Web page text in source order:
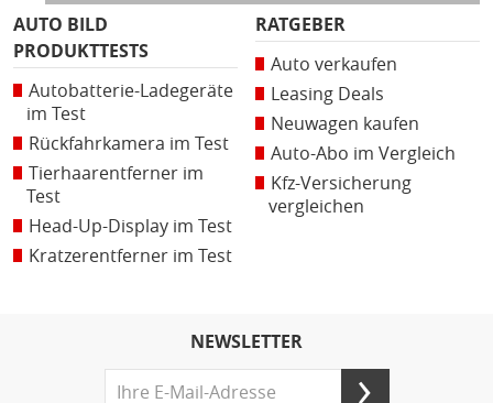
AUTO BILD
PRODUKTTESTS
Autobatterie-Ladegeräte
im Test
Rückfahrkamera im Test
Tierhaarentferner im
Test
Head-Up-Display im Test
Kratzerentferner im Test
RATGEBER
Auto verkaufen
Leasing Deals
Neuwagen kaufen
Auto-Abo im Vergleich
Kfz-Versicherung
vergleichen
NEWSLETTER